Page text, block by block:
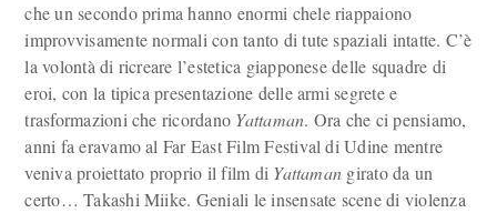
che un secondo prima hanno enormi chele riappaiono
improvvisamente normali con tanto di tute spaziali intatte. C’è
la volontà di ricreare l’estetica giapponese delle squadre di
eroi, con la tipica presentazione delle armi segrete e
trasformazioni che ricordano Yattaman. Ora che ci pensiamo,
anni fa eravamo al Far East Film Festival di Udine mentre
veniva proiettato proprio il film di Yattaman girato da un
certo… Takashi Miike. Geniali le insensate scene di violenza